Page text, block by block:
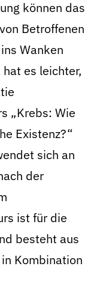
können das
Betroffenen
Wanken
es leichter,
„Krebs: Wie
Existenz?“
sich an
der
ist für die
besteht aus
Kombination